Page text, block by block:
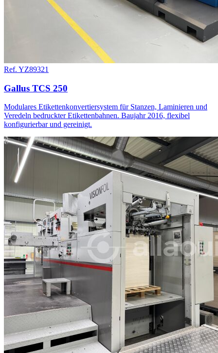
Ref. YZ89321
Gallus TCS 250
Modulares Etikettenkonvertiersystem für Stanzen, Laminieren und
Veredeln bedruckter Etikettenbahnen. Baujahr 2016, flexibel
konfigurierbar und gereinigt.